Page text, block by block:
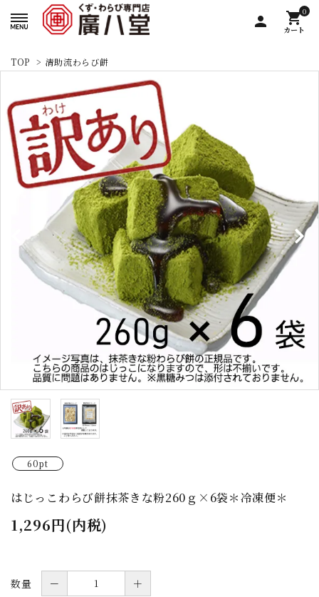
person
0
shopping_cart
カート
TOP > 清助流わらび餅
60pt
はじっこわらび餅抹茶きな粉260ｇ×6袋＊冷凍便＊
1,296円(内税)
数量 － ＋